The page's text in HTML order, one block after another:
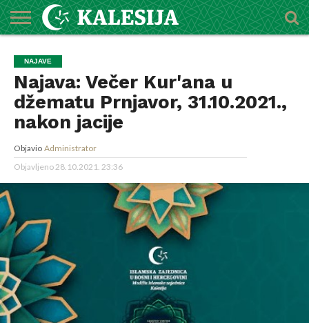
O
MEDŽLISU
DŽEMATI
IMAMI
MEKTEBSKI
CENTAR
VIJESTI
HUTBE
NAJAVE
KALENDAR
KONTAKT
NAJAVE
Najava: Večer Kur'ana u
džematu Prnjavor, 31.10.2021.,
nakon jacije
Objavio Administrator
Objavljeno28.10.2021. 23:36